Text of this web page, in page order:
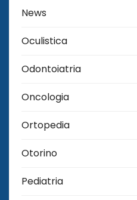
News
Oculistica
Odontoiatria
Oncologia
Ortopedia
Otorino
Pediatria